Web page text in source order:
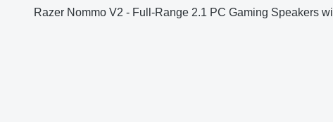
Razer Nommo V2 - Full-Range 2.1 PC Gaming Speakers